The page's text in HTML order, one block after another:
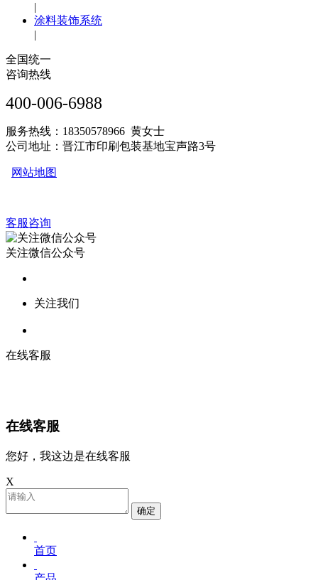
|
涂料装饰系统
|
全国统一
咨询热线
400-006-6988
服务热线：18350578966 黄女士
公司地址：晋江市印刷包装基地宝声路3号
网站地图
客服咨询
关注微信公众号
关注我们
在线客服
在线客服
您好，我这边是在线客服
X
确定
首页